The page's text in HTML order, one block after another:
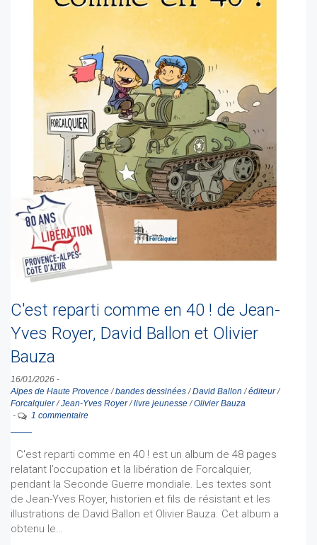
C'est reparti comme en 40 ! de Jean-
Yves Royer, David Ballon et Olivier
Bauza
16/01/2026 -
Alpes de Haute Provence/bandes dessinées/David Ballon /éditeur/
Forcalquier/Jean-Yves Royer/livre jeunesse/Olivier Bauza
-
1 commentaire
C'est reparti comme en 40 ! est un album de 48 pages
relatant l’occupation et la libération de Forcalquier,
pendant la Seconde Guerre mondiale. Les textes sont
de Jean-Yves Royer, historien et fils de résistant et les
illustrations de David Ballon et Olivier Bauza. Cet album a
obtenu le…